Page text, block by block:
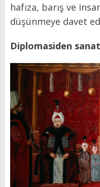
hafıza, barış ve
düşünmeye davet
Diplomasiden